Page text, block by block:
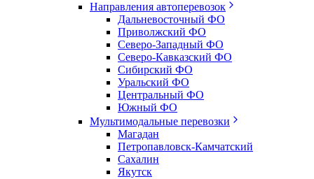
Направления автоперевозок
Дальневосточный ФО
Приволжский ФО
Северо-Западный ФО
Северо-Кавказский ФО
Сибирский ФО
Уральский ФО
Центральный ФО
Южный ФО
Мультимодальные перевозки
Магадан
Петропавловск-Камчатский
Сахалин
Якутск